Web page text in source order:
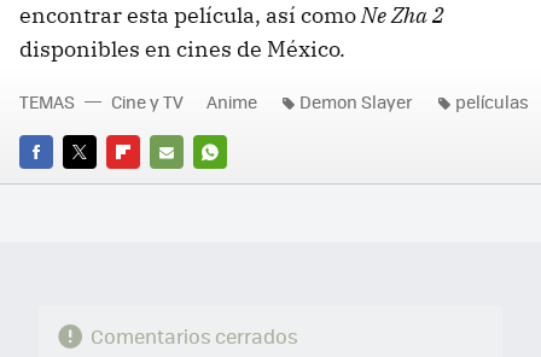
encontrar esta película, así comoNe Zha 2
disponibles en cines de México.
FACEBOOK
TWITTERFLIPBOARD
E-
WHATSAPP
TEMAS Cine y TV Anime Demon Slayer películas
Comentarios cerrados